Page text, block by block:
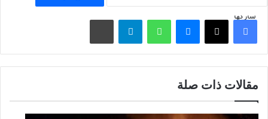
شاركهافيسبوك ‫X ماسنجر واتساب تيلقرام مشاركة عبر البريد
مقالات ذات صلة